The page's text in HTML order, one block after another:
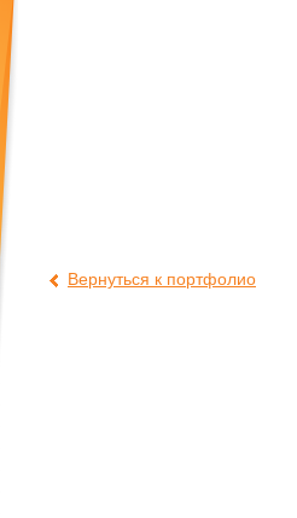
Вернуться к портфолио